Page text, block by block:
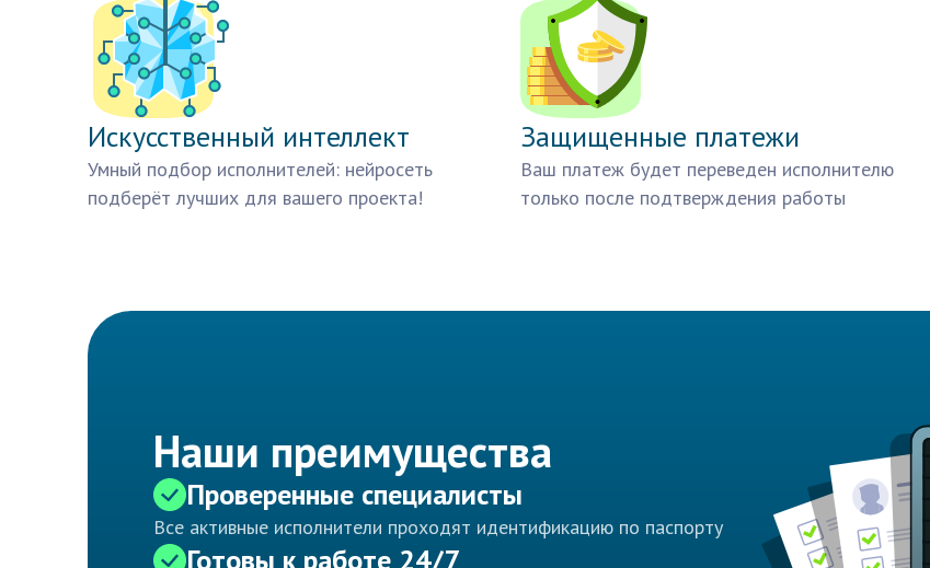
Искусственный интеллект
Умный подбор исполнителей: нейросеть
подберёт лучших для вашего проекта!
Защищенные платежи
Ваш платеж будет переведен исполнителю
только после подтверждения работы
Наши преимущества
Проверенные специалисты
Все активные исполнители проходят идентификацию по паспорту
Готовы к работе 24/7